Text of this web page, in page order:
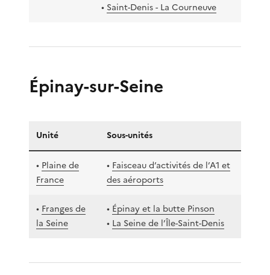
• Saint-Denis - La Courneuve
Épinay-sur-Seine
Unité Sous-unités
• Plaine de
France
• Faisceau d’activités de l’A1 et
des aéroports
• Franges de
la Seine
• Épinay et la butte Pinson
• La Seine de l’Île-Saint-Denis